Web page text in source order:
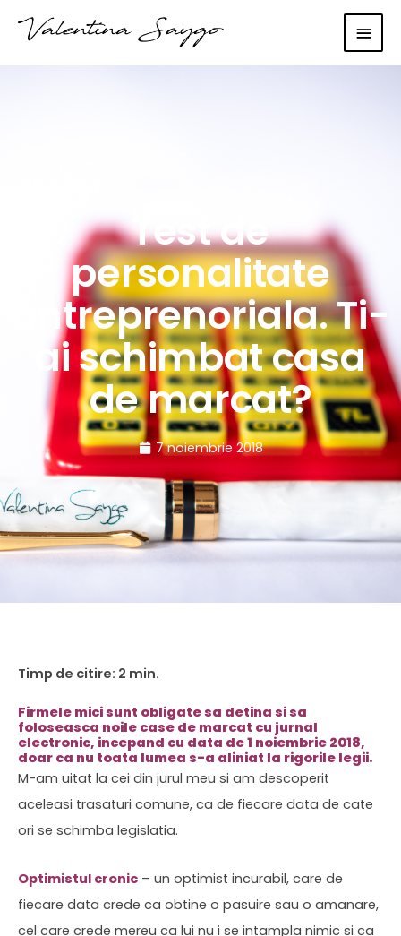
Main
Test de
personalitate
antreprenoriala. Ti-
ai schimbat casa
de marcat?
7 noiembrie 2018
Firmele mici sunt obligate sa detina si sa
foloseasca noile case de marcat cu jurnal
electronic, incepand cu data de 1 noiembrie 2018,
doar ca nu toata lumea s-a aliniat la rigorile legii.
M-am uitat la cei din jurul meu si am descoperit
aceleasi trasaturi comune, ca de fiecare data de cate
ori se schimba legislatia.
Optimistul cronic – un optimist incurabil, care de
fiecare data crede ca obtine o pasuire sau o amanare,
cel care crede mereu ca lui nu i se intampla nimic si ca